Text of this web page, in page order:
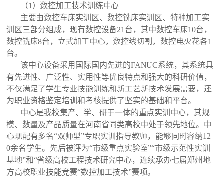
（1）数控加工技术训练中心
主要由数控车床实训区、数控铣床实训区、特种加工实
训区三部分组成，现有数控设备21台，其中数控车床10台，
数控铣床8台，立式加工中心，数控线切割，数控电火花各1
台。
该中心设备采用国际国内先进的FANUC系统，其系统具
有先进性、广泛性、实用性等优良特点和强大的科研价值，
不仅满足了学生专业技能训练和新工艺新技术发展需要，还
为职业资格鉴定培训和考核提供了坚实的基础和平台。
中心是我校集产、学、研于一体的重点实训中心，其规
模、数量及产品质量在河南省同类高校中处于领先地位。中
心现配有多名“双师型”专职实训指导教师，能够同时容纳12
0余名学生。先后被评为“市级重点实验室”“市级示范性实训
基地”和“省级高校工程技术研究中心，连续承办七届郑州地
方高校职业技能竞赛“数控加工技术”赛项。